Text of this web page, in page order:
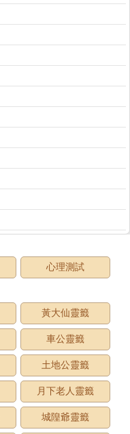
心理測試
黃大仙靈籤
車公靈籤
土地公靈籤
月下老人靈籤
城隍爺靈籤